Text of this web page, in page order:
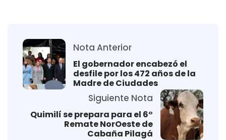
Nota Anterior
El gobernador encabezó el
desfile por los 472 años de la
Madre de Ciudades
Siguiente Nota
Quimilí se prepara para el 6°
Remate NorOeste de
Cabaña Pilagá